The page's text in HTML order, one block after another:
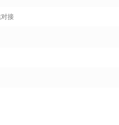
升敬业度
为一线员工提供灵活的自助服